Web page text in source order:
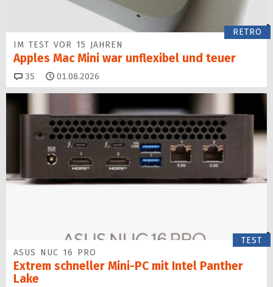
RETRO
IM TEST VOR 15 JAHREN
Apples Mac Mini war unflexibel und teuer
35 Kommentare
01.08.2026
TEST
ASUS NUC 16 PRO
Extrem schneller Mini-PC mit Intel Panther
Lake